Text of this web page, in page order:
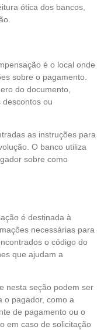
ótica dos bancos,
é o local onde
sobre o pagamento.
do documento,
descontos ou
as instruções para
O banco utiliza
sobre como
é destinada à
necessárias para
o código do
que ajudam a
nesta seção podem ser
o pagador, como a
de pagamento ou o
em caso de solicitação